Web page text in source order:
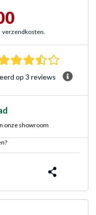
verzendkosten.
3.7 sterren
op 3 reviews
onze showroom